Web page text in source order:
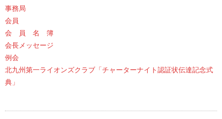
事務局
会員
会 員 名 簿
会長メッセージ
例会
北九州第一ライオンズクラブ「チャーターナイト認証状伝達記念式
典」